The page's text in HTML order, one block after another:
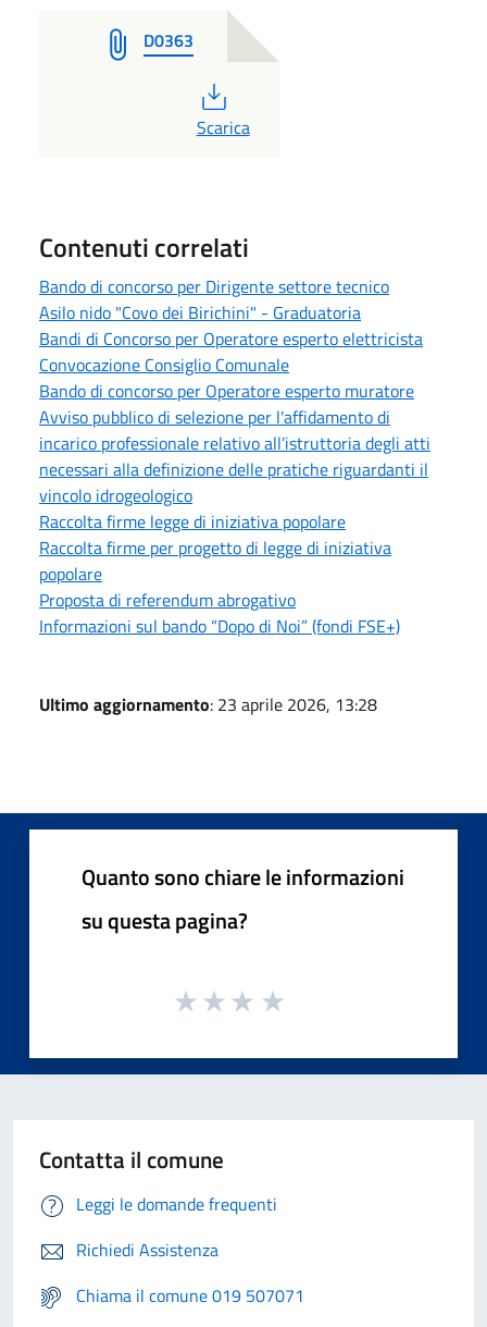
D0363
PDF
Scarica
Contenuti correlati
Bando di concorso per Dirigente settore tecnico
Asilo nido "Covo dei Birichini" - Graduatoria
Bandi di Concorso per Operatore esperto elettricista
Convocazione Consiglio Comunale
Bando di concorso per Operatore esperto muratore
Avviso pubblico di selezione per l'affidamento di
incarico professionale relativo all’istruttoria degli atti
necessari alla definizione delle pratiche riguardanti il
vincolo idrogeologico
Raccolta firme legge di iniziativa popolare
Raccolta firme per progetto di legge di iniziativa
popolare
Proposta di referendum abrogativo
Informazioni sul bando “Dopo di Noi” (fondi FSE+)
Ultimo aggiornamento: 23 aprile 2026, 13:28
Quanto sono chiare le informazioni
su questa pagina?
Contatta il comune
Leggi le domande frequenti
Richiedi Assistenza
Chiama il comune 019 507071